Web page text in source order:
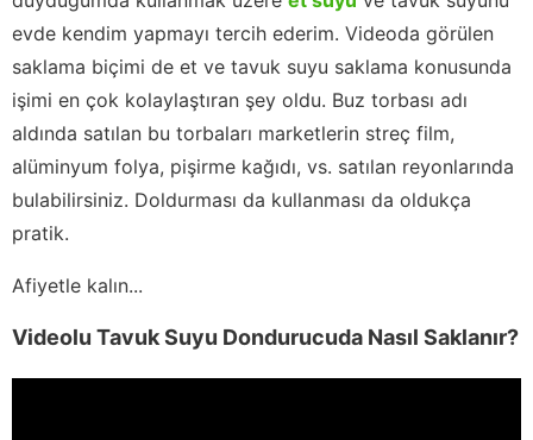
evde kendim yapmayı tercih ederim. Videoda görülen
saklama biçimi de et ve tavuk suyu saklama konusunda
işimi en çok kolaylaştıran şey oldu. Buz torbası adı
aldında satılan bu torbaları marketlerin streç film,
alüminyum folya, pişirme kağıdı, vs. satılan reyonlarında
bulabilirsiniz. Doldurması da kullanması da oldukça
pratik.
Afiyetle kalın...
Videolu Tavuk Suyu Dondurucuda Nasıl Saklanır?